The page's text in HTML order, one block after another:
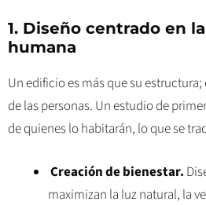
1. Diseño centrado en
humana
Un edificio es más que su estructura;
de las personas. Un estudio de
de quienes lo habitarán, lo que se
Creación de bienestar.
maximizan la luz natural, la